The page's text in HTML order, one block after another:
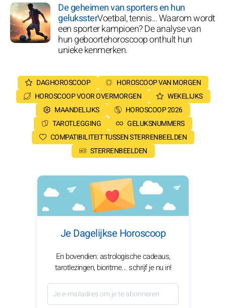
De geheimen van sporters en hun
gelukssterVoetbal, tennis... Waarom wordt
een sporter kampioen? De analyse van
hun geboortehoroscoop onthult hun
unieke kenmerken.
DAGHOROSCOOP
HOROSCOOP VAN MORGEN
HOROSCOOP VOOR OVERMORGEN
WEKELIJKS
MAANDELIJKS
HOROSCOOP 2026
TAROTLEGGING
GELUKSNUMMERS
COMPATIBILITEIT TUSSEN STERRENBEELDEN
STERRENBEELDEN
Je Dagelijkse Horoscoop
En bovendien: astrologische cadeaus,
tarotlezingen, bioritme... schrijf je nu in!